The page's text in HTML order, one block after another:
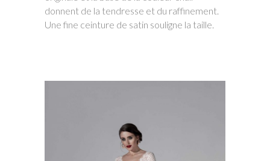
donnent de la tendresse et du raffinement.
Une fine ceinture de satin souligne la taille.